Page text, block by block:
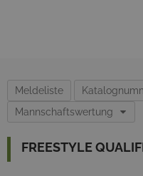
Meldeliste
Mannschaftswertung
FREESTYLE